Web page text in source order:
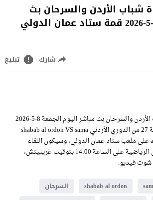
شباب الأردن والسرحان بث
شارك تبليغ
مشاهدة مباراة شباب الأردن والسرحان بث مباشر اليوم الجمعة 8-5-2026
ضمن منافسات الجولة 27 من الدوري الأردني shabab al ordon VS sama
al sarhan Live Stream على ملعب ستاد عمان الدولي، وسيكون اللقاء
منقولًا عبر قناة الأردن الرياضية على الساعة 14:00 بتوقيت غرينيتش،
شوت فيديو.
shabab al ordon
السرحان